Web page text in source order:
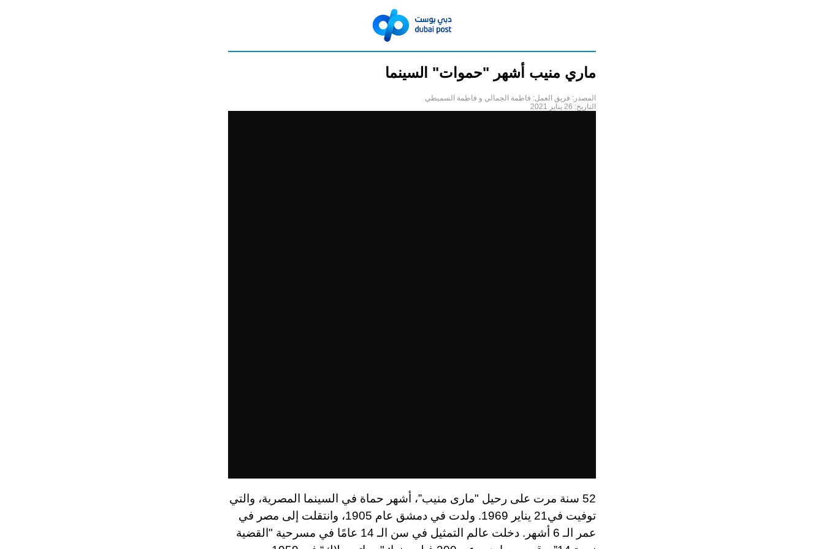
ماري منيب أشهر "حموات" السينما
المصدر: فريق العمل: فاطمة الجمالي و فاطمة السميطي
التاريخ: 26 يناير 2021
52 سنة مرت على رحيل "مارى منيب”، أشهر حماة في السينما المصرية، والتي
توفيت في21 يناير 1969. ولدت في دمشق عام 1905، وانتقلت إلى مصر في
عمر الـ 6 أشهر. دخلت عالم التمثيل في سن الـ 14 عامًا في مسرحية "القضية